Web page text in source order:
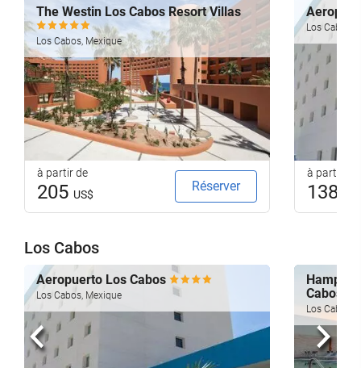
The Westin Los Cabos Resort Villas
Los Cabos, Mexique
à partir de
205 US$
Réserver
Los Cabos,
à partir de
138
Los Cabos
Aeropuerto Los Cabos
Los Cabos, Mexique
Cabos
Los Cabos,
Précédent